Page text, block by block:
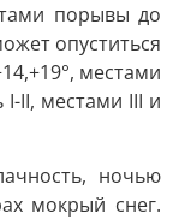
порывы до
опуститься
местами
I-II, местами III и
ночью
мокрый снег.